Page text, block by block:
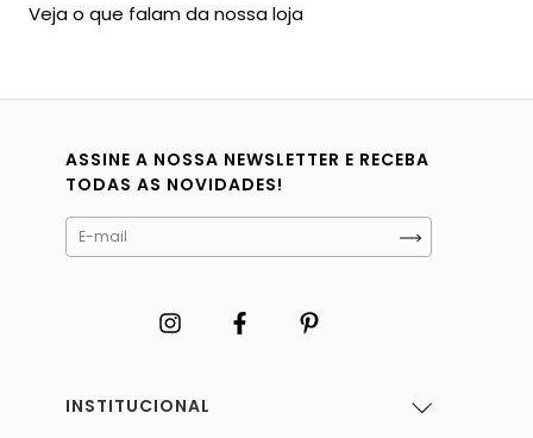
Veja o que falam da nossa loja
ASSINE A NOSSA NEWSLETTER E RECEBA
TODAS AS NOVIDADES!
INSTITUCIONAL